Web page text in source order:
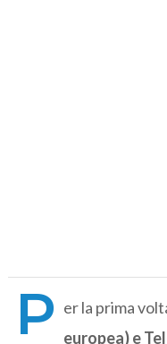
P er la prima
europea) e